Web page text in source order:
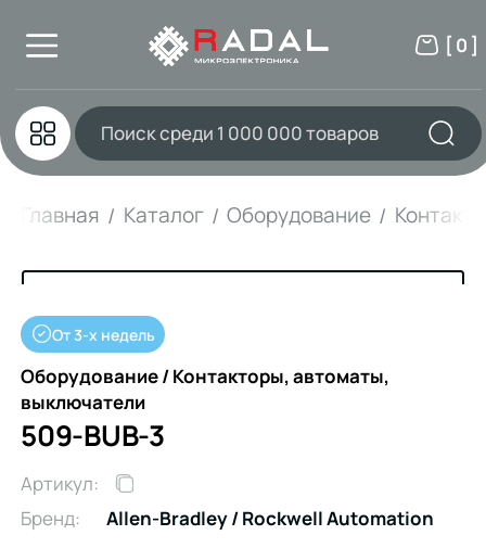
[ 0 ]
Главная Каталог Оборудование
От 3-х недель
Оборудование / Контакторы, автоматы,
выключатели
509-BUB-3
Артикул:
Бренд:
Allen-Bradley / Rockwell Automation